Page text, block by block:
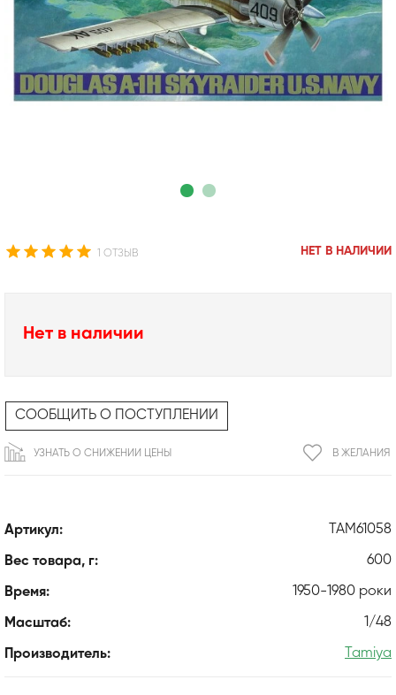
1 ОТЗЫВ НЕТ В НАЛИЧИИ
Артикул: TAM61058
Вес товара, г: 600
Время: 1950-1980 роки
Масштаб: 1/48
Производитель: Tamiya
Нет в наличии
СООБЩИТЬ О ПОСТУПЛЕНИИ
В ЖЕЛАНИЯ
УЗНАТЬ О СНИЖЕНИИ ЦЕНЫ